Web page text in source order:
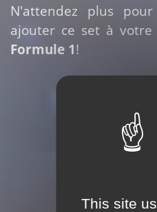
N'attendez plus
ajouter ce set à votre
Formule 1!
This site